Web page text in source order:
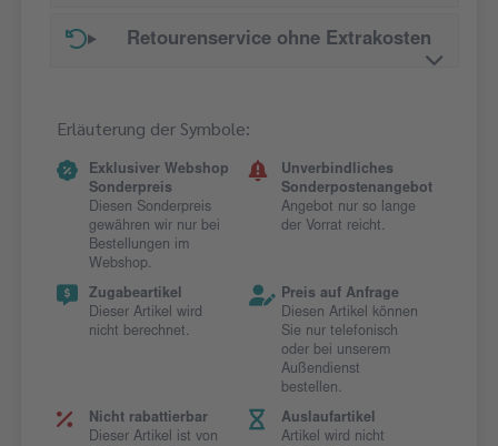
Retourenservice ohne Extrakosten
Erläuterung der Symbole:
Exklusiver Webshop
Sonderpreis
Diesen Sonderpreis
gewähren wir nur bei
Bestellungen im
Webshop.
Unverbindliches
Sonderpostenangebot
Angebot nur so lange
der Vorrat reicht.
Zugabeartikel
Dieser Artikel wird
nicht berechnet.
Preis auf Anfrage
Diesen Artikel können
Sie nur telefonisch
oder bei unserem
Außendienst
bestellen.
Nicht rabattierbar
Dieser Artikel ist von
Auslaufartikel
Artikel wird nicht